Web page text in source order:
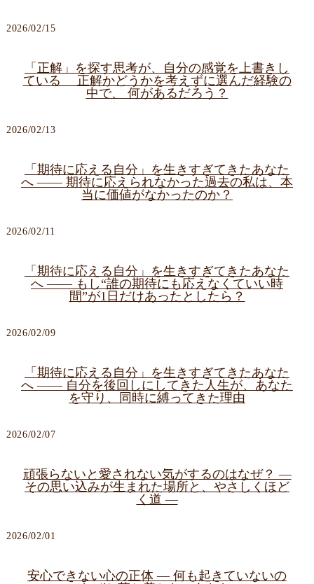
2026/02/15
「正解」を探す思考が、自分の感覚を上書きし
ている 正解かどうかを考えずに選んだ経験の
中で、 何があるだろう？
2026/02/13
「期待に応える自分」を生きすぎてきたあなた
へ ―― 期待に応えられなかった過去の私は、本
当に価値がなかったのか？
2026/02/11
「期待に応える自分」を生きすぎてきたあなた
へ ―― もし“誰の期待にも応えなくていい時
間”が1日だけあったとしたら？
2026/02/09
「期待に応える自分」を生きすぎてきたあなた
へ ―― 自分を後回しにしてきた人生が、あなた
を守り、同時に縛ってきた理由
2026/02/07
頑張らないと愛されない気がするのはなぜ？ ―
その思い込みが生まれた場所と、やさしくほど
く道 ―
2026/02/01
安心できない心の正体 ― 何も起きていないの